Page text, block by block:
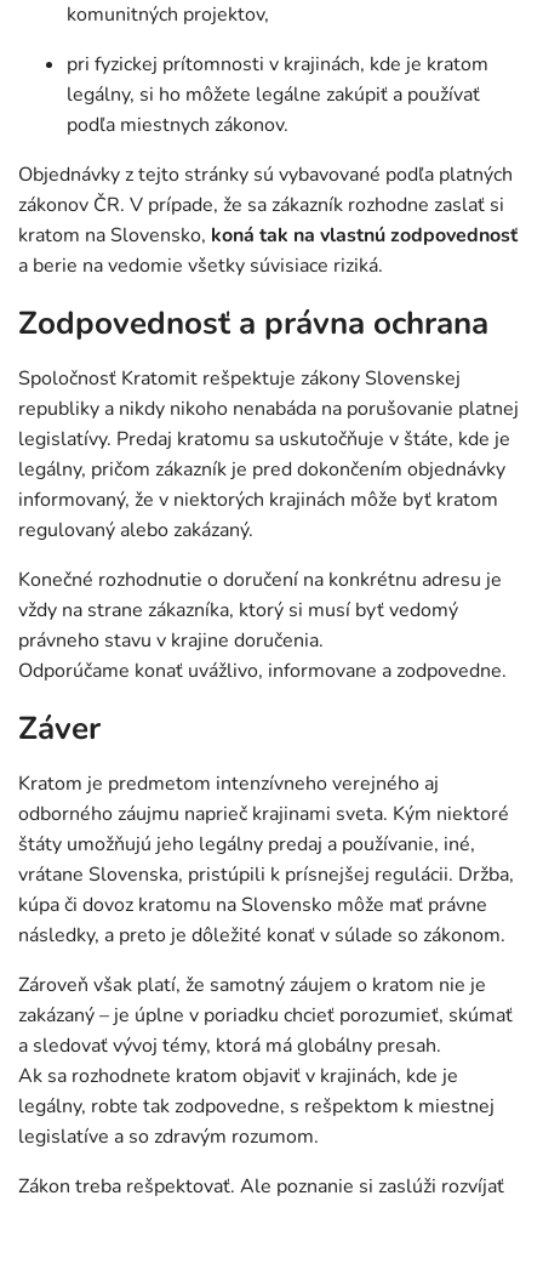
komunitných projektov,
pri fyzickej prítomnosti v krajinách, kde je kratom
legálny, si ho môžete legálne zakúpiť a používať
podľa miestnych zákonov.
Objednávky z tejto stránky sú vybavované podľa platných
zákonov ČR. V prípade, že sa zákazník rozhodne zaslať si
kratom na Slovensko, koná tak na vlastnú zodpovednosť
a berie na vedomie všetky súvisiace riziká.
Zodpovednosť a právna ochrana
Spoločnosť Kratomit rešpektuje zákony Slovenskej
republiky a nikdy nikoho nenabáda na porušovanie platnej
legislatívy. Predaj kratomu sa uskutočňuje v štáte, kde je
legálny, pričom zákazník je pred dokončením objednávky
informovaný, že v niektorých krajinách môže byť kratom
regulovaný alebo zakázaný.
Konečné rozhodnutie o doručení na konkrétnu adresu je
vždy na strane zákazníka, ktorý si musí byť vedomý
právneho stavu v krajine doručenia.
Odporúčame konať uvážlivo, informovane a zodpovedne.
Záver
Kratom je predmetom intenzívneho verejného aj
odborného záujmu naprieč krajinami sveta. Kým niektoré
štáty umožňujú jeho legálny predaj a používanie, iné,
vrátane Slovenska, pristúpili k prísnejšej regulácii. Držba,
kúpa či dovoz kratomu na Slovensko môže mať právne
následky, a preto je dôležité konať v súlade so zákonom.
Zároveň však platí, že samotný záujem o kratom nie je
zakázaný – je úplne v poriadku chcieť porozumieť, skúmať
a sledovať vývoj témy, ktorá má globálny presah.
Ak sa rozhodnete kratom objaviť v krajinách, kde je
legálny, robte tak zodpovedne, s rešpektom k miestnej
legislatíve a so zdravým rozumom.
Zákon treba rešpektovať. Ale poznanie si zaslúži rozvíjať